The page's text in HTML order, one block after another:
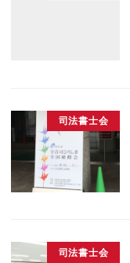
司法書士会
司法書士会